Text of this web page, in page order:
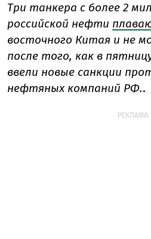
Три танкера с более 2
российской нефти
восточного Китая и не
после того, как в
ввели новые санкции
нефтяных компаний РФ..
РЕКЛАМА: